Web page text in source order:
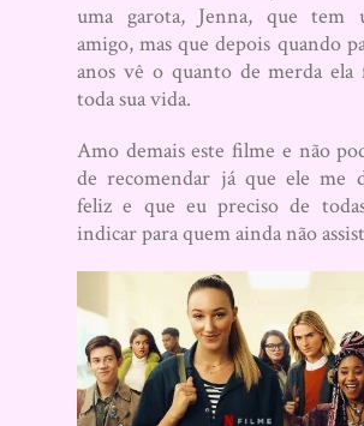
uma garota, Jenna, que tem
amigo, mas que depois quando
anos vê o quanto de merda ela
toda sua vida.
Amo demais este filme e não
de recomendar já que ele me
feliz e que eu preciso de
indicar para quem ainda não